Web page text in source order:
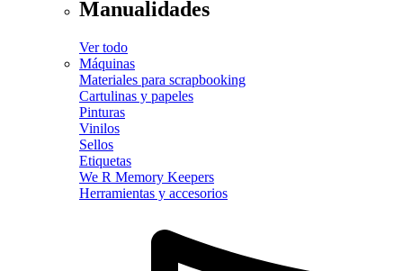
Manualidades
Ver todo
Máquinas
Materiales para scrapbooking
Cartulinas y papeles
Pinturas
Vinilos
Sellos
Etiquetas
We R Memory Keepers
Herramientas y accesorios